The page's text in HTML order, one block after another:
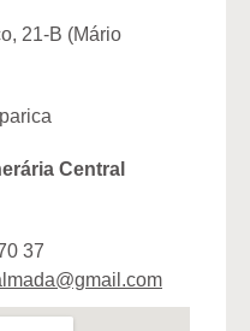
21-B (Mário
Central
37